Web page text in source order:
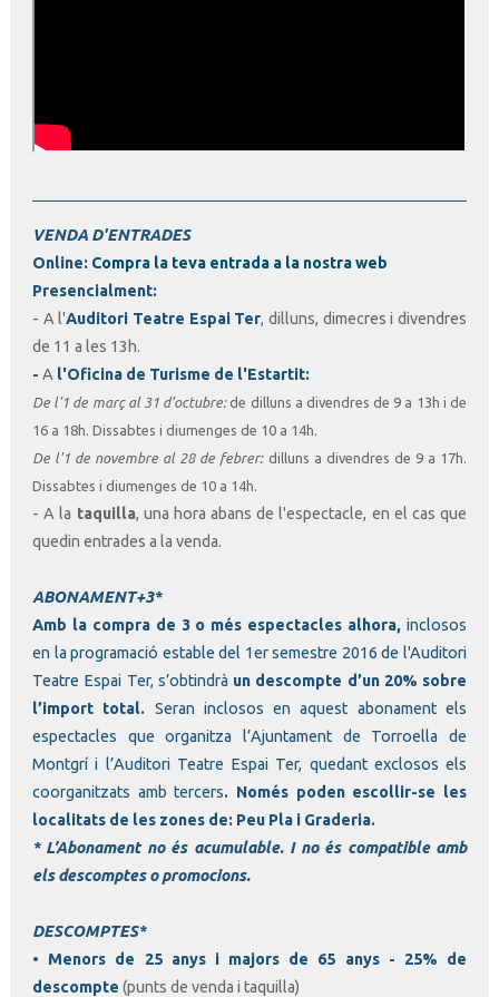
VENDA D'ENTRADES
Online: Compra la teva entrada a la nostra web
Presencialment:
- A l'Auditori Teatre Espai Ter, dilluns, dimecres i divendres
de 11 a les 13h.
- A l'Oficina de Turisme de l'Estartit:
De l'1 de març al 31 d’octubre:de dilluns a divendres de 9 a 13h i de
16 a 18h. Dissabtes i diumenges de 10 a 14h.
De l'1 de novembre al 28 de febrer:dilluns a divendres de 9 a 17h.
Dissabtes i diumenges de 10 a 14h.
- A la taquilla, una hora abans de l'espectacle, en el cas que
quedin entrades a la venda.
ABONAMENT+3*
Amb la compra de 3 o més espectacles alhora, inclosos
en la programació estable del 1er semestre 2016 de l'Auditori
Teatre Espai Ter, s’obtindrà un descompte d’un 20% sobre
l’import total. Seran inclosos en aquest abonament els
espectacles que organitza l’Ajuntament de Torroella de
Montgrí i l’Auditori Teatre Espai Ter, quedant exclosos els
coorganitzats amb tercers. Només poden escollir-se les
localitats de les zones de: Peu Pla i Graderia.
* L’Abonament no és acumulable. I no és compatible amb
els descomptes o promocions.
DESCOMPTES*
• Menors de 25 anys i majors de 65 anys - 25% de
descompte (punts de venda i taquilla)